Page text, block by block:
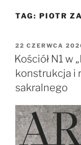
TAG: PIOTR
OPUBLIKOWANE
W
22 CZERWCA
Kościół N1 w
konstrukcja i
sakralnego